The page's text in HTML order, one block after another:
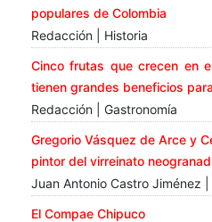
populares de Colombia
Redacción | Historia
Cinco frutas que crecen en
tienen grandes beneficios
Redacción | Gastronomía
Gregorio Vásquez de Arce y
pintor del virreinato
Juan Antonio Castro Jiménez
El Compae Chipuco